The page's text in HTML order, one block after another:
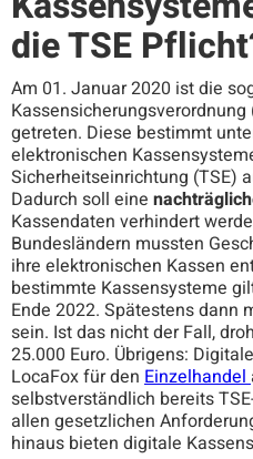
die TSE
Am 01. Januar 2020 ist die
getreten. Diese bestimmt
elektronischen
Sicherheitseinrichtung (TSE)
Dadurch soll eine
Kassendaten verhindert
Bundesländern mussten
ihre elektronischen Kassen
bestimmte Kassensysteme
Ende 2022. Spätestens dann
sein. Ist das nicht der Fall,
25.000 Euro. Übrigens:
LocaFox für den Einzelhandel
selbstverständlich bereits
allen gesetzlichen
hinaus bieten digitale